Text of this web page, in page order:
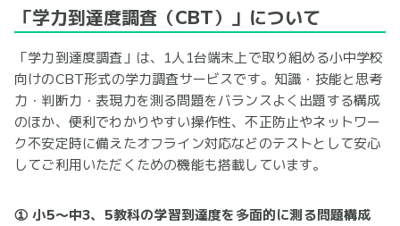
「学力到達度調査（CBT）」について
「学力到達度調査」は、1人1台端末上で取り組める小中学校
向けのCBT形式の学力調査サービスです。知識・技能と思考
力・判断力・表現力を測る問題をバランスよく出題する構成
のほか、便利でわかりやすい操作性、不正防止やネットワー
ク不安定時に備えたオフライン対応などのテストとして安心
してご利用いただくための機能も搭載しています。
① 小5～中3、5教科の学習到達度を多面的に測る問題構成